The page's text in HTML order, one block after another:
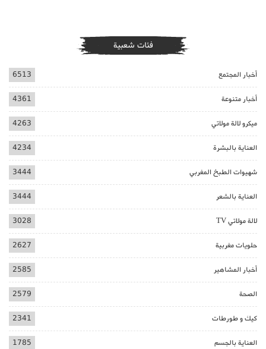
فئات شعبية
أخبار المجتمع 6513
أخبار متنوعة 4361
ميكرو لالة مولاتي 4263
العناية بالبشرة 4234
شهيوات الطبخ المغربي 3444
العناية بالشعر 3444
لالة مولاتي TV 3028
حلويات مغربية 2627
أخبار المشاهير 2585
الصحة 2579
كيك و طورطات 2341
العناية بالجسم 1785